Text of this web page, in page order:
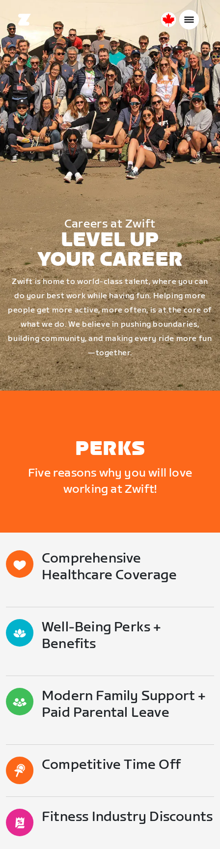
Canada
Français
Careers at Zwift
LEVEL UP
YOUR CAREER
Zwift is home to world-class talent, where you can
do your best work while having fun. Helping more
people get more active, more often, is at the core of
what we do. We believe in pushing boundaries,
building community, and making every ride more fun
—together.
PERKS
Five reasons why you will love
working at Zwift!
Comprehensive
Healthcare Coverage
Well-Being Perks +
Benefits
Modern Family Support +
Paid Parental Leave
Competitive Time Off
Fitness Industry Discounts